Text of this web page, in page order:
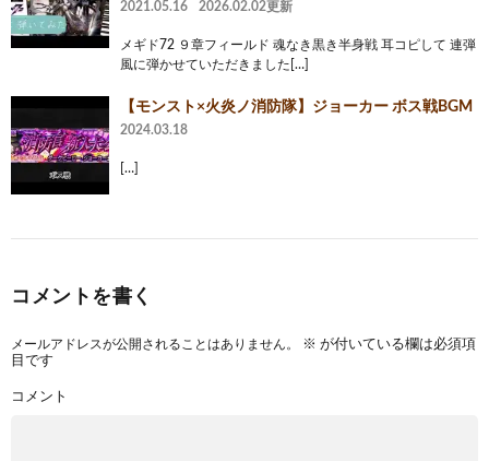
2021.05.16 2026.02.02更新
メギド72 ９章フィールド 魂なき黒き半身戦 耳コピして 連弾
風に弾かせていただきました[…]
【モンスト×火炎ノ消防隊】ジョーカー ボス戦BGM
2024.03.18
[…]
コメントを書く
メールアドレスが公開されることはありません。 ※ が付いている欄は必須項
目です
コメント